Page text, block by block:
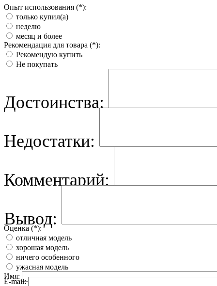
Опыт использования (*):
только купил(а)
неделю
месяц и более
Рекомендация для товара (*):
Рекомендую купить
Не покупать
Достоинства:
Недостатки:
Комментарий:
Вывод:
Оценка (*):
отличная модель
хорошая модель
ничего особенного
ужасная модель
Имя:
E-mail: